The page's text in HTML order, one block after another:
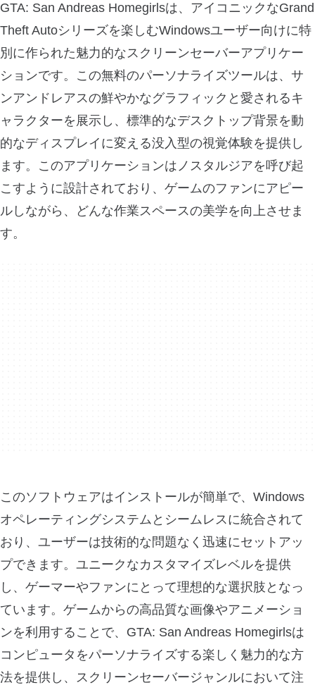
GTA: San Andreas Homegirlsは、アイコニックなGrand
Theft Autoシリーズを楽しむWindowsユーザー向けに特
別に作られた魅力的なスクリーンセーバーアプリケー
ションです。この無料のパーソナライズツールは、サ
ンアンドレアスの鮮やかなグラフィックと愛されるキ
ャラクターを展示し、標準的なデスクトップ背景を動
的なディスプレイに変える没入型の視覚体験を提供し
ます。このアプリケーションはノスタルジアを呼び起
こすように設計されており、ゲームのファンにアピー
ルしながら、どんな作業スペースの美学を向上させま
す。
このソフトウェアはインストールが簡単で、Windows
オペレーティングシステムとシームレスに統合されて
おり、ユーザーは技術的な問題なく迅速にセットアッ
プできます。ユニークなカスタマイズレベルを提供
し、ゲーマーやファンにとって理想的な選択肢となっ
ています。ゲームからの高品質な画像やアニメーショ
ンを利用することで、GTA: San Andreas Homegirlsは
コンピュータをパーソナライズする楽しく魅力的な方
法を提供し、スクリーンセーバージャンルにおいて注